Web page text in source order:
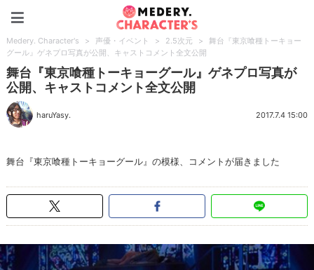
Medery. Character's > 声優・イベント > 2.5次元 >
舞台『東京喰種トーキョー
グール』ゲネプロ写真が公開、キャストコメント全文公開
舞台『東京喰種トーキョーグール』ゲネプロ写真が
公開、キャストコメント全文公開
haruYasy. 2017.7.4 15:00
舞台『東京喰種トーキョーグール』の模様、コメントが届きました